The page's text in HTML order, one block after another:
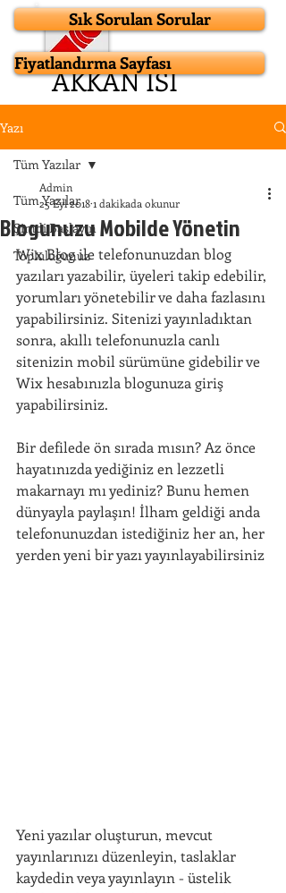
AKKAN ISI
Projeler
Referanslar
İletişim
AKKAN ISI
Ana Sayfa
Isıtma Sistemleri
Ana Sayfa
Isıtma Sistemleri
Sık Sorulan Sorular
Fiyatlandırma Sayfası
Yazı
Tüm Yazılar
Şimdi Başlayın
Topluluğunuz
Tüm Yazılar
Blogunuzu Mobilde Yönetin
Admin
25 Eyl 20181 dakikada okunur
Wix Blog ile telefonunuzdan blog
yazıları yazabilir, üyeleri takip edebilir,
yorumları yönetebilir ve daha fazlasını
yapabilirsiniz. Sitenizi yayınladıktan
sonra, akıllı telefonunuzla canlı
sitenizin mobil sürümüne gidebilir ve
Wix hesabınızla blogunuza giriş
yapabilirsiniz.
Bir defilede ön sırada mısın? Az önce
hayatınızda yediğiniz en lezzetli
makarnayı mı yediniz? Bunu hemen
dünyayla paylaşın! İlham geldiği anda
telefonunuzdan istediğiniz her an, her
yerden yeni bir yazı yayınlayabilirsiniz
Yeni yazılar oluşturun, mevcut
yayınlarınızı düzenleyin, taslaklar
kaydedin veya yayınlayın - üstelik